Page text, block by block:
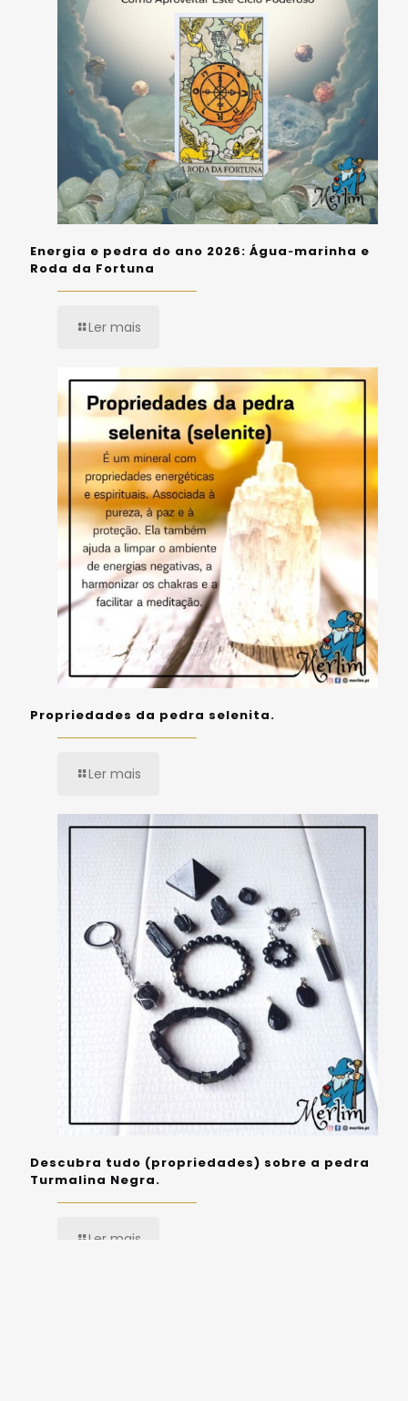
Energia e pedra do ano 2026: Água‑marinha e
Roda da Fortuna
Ler mais
Propriedades da pedra selenita.
Ler mais
Descubra tudo (propriedades) sobre a pedra
Turmalina Negra.
Ler mais